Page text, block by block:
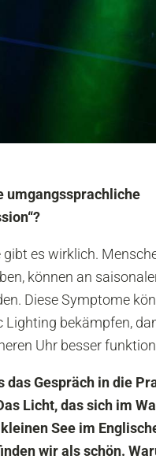
umgangssprachliche
gibt es wirklich.
können an
Diese Symptome
Lighting bekämpfen,
Uhr besser
das Gespräch in die
Licht, das sich im
See im
wir als schön.